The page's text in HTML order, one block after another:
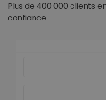
Plus de 400 000 clients
confiance